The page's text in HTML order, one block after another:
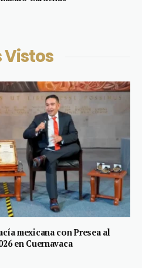
Vistos
mexicana con Presea al
en Cuernavaca